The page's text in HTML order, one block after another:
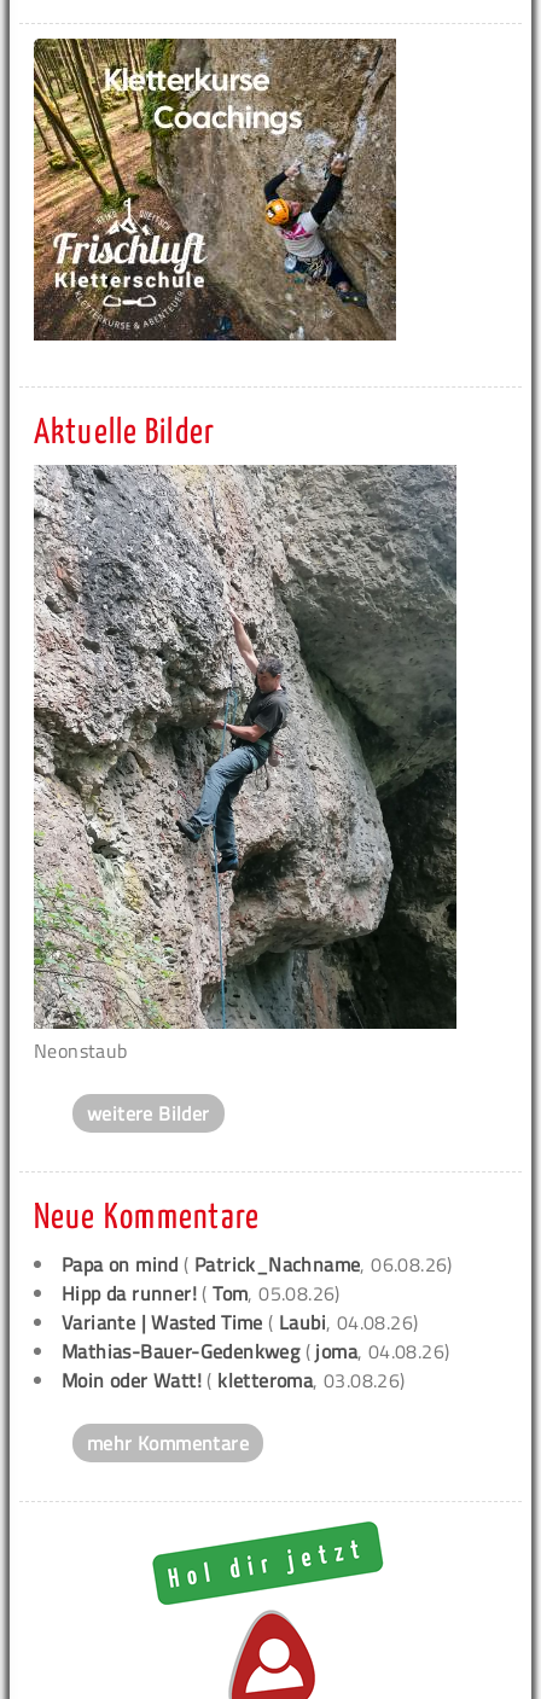
Aktuelle Bilder
Neonstaub
weitere Bilder
Neue Kommentare
Papa on mind ( Patrick_Nachname, 06.08.26)
Hipp da runner! (Tom, 05.08.26)
Variante | Wasted Time ( Laubi, 04.08.26)
Mathias-Bauer-Gedenkweg( joma, 04.08.26)
Moin oder Watt! ( kletteroma, 03.08.26)
mehr Kommentare